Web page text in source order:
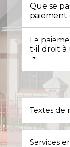
Que se
paiement
Le
t-il droit à
Textes de
Services